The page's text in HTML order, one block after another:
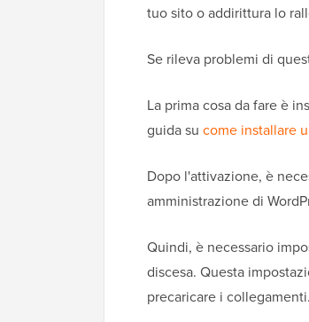
tuo sito o addirittura lo
Se rileva problemi di
La prima cosa da fare è
guida su come installare
Dopo l'attivazione, è
amministrazione di
Quindi, è necessario
discesa. Questa
precaricare i collegamenti.